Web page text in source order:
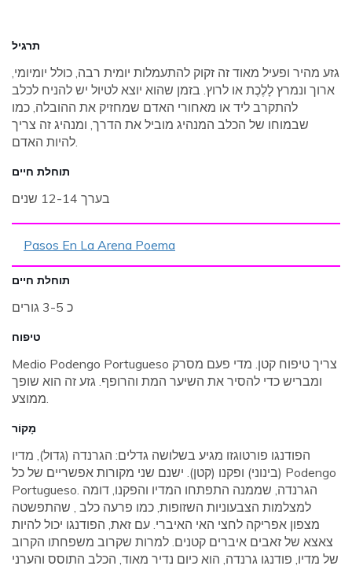
תרגיל
גזע מהיר ופעיל מאוד זה זקוק להתעמלות יומית רבה, כולל יומיומי,
ארוך ונמרץ לָלֶכֶת או לרוץ. בזמן שהוא יוצא לטיול יש להניח לכלב
להתקרב ליד או מאחורי האדם שמחזיק את ההובלה, כמו
שבמוחו של הכלב המנהיג מוביל את הדרך, ומנהיג זה צריך
להיות האדם.
תוחלת חיים
בערך 12-14 שנים
Pasos En La Arena Poema
תוחלת חיים
כ 3-5 גורים
טיפוח
Medio Podengo Portugueso צריך טיפוח קטן. מדי פעם מסרק
ומבריש כדי להסיר את השיער המת והרופף. גזע זה הוא שופך
ממוצע.
מָקוֹר
הפודנגו פורטוגזו מגיע בשלושה גדלים: הגרנדה (גדול), מדיו
(בינוני) ופקנו (קטן). ישנם שני מקורות אפשריים של כל Podengo
Portugueso. הגרנדה, שממנה התפתחו המדיו והפקנו, דומה
למצלמות הצבעוניות השזופות, כמו פרעה כלב , שהתפשטה
מצפון אפריקה לחצי האי האיברי. עם זאת, הפודנגו יכול להיות
צאצא של זאבים איברים קטנים. למרות שקרוב משפחתו הקרוב
של מדיו, פודנגו גרנדה, הוא כיום נדיר מאוד, הכלב התוסס והערני